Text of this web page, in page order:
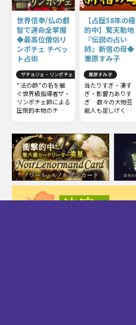
世界信奉/仏の叡
智で運命全掌握
◆最高位僧侶リ
ンポチェ チベッ
ト占術
ザチョジェ・リンポチェ
“法の師”の名を継
ぐ世界級指導者ザ・
リンポチェ師による
圧倒的本物のチベッ
ト占術の極意をお伝
えしましょう。
【占歴58年の極
的中】驚天動地
『伝説の占い
師』新宿の母◆
栗原すみ子
栗原すみ子
当たりすぎ・凄す
ぎ・影響力ありす
ぎ…数々の大物芸
能人も足しげく通う